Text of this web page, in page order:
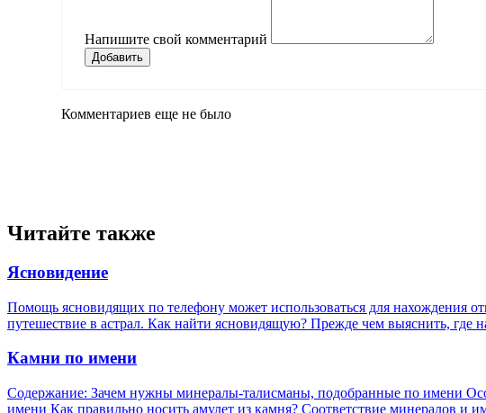
Напишите свой комментарий
Добавить
Комментариев еще не было
Читайте также
Ясновидение
Помощь ясновидящих по телефону может использоваться для нахождения
путешествие в астрал. Как найти ясновидящую? Прежде чем выяснить, где
Камни по имени
Содержание: Зачем нужны минералы-талисманы, подобранные по имени
имени Как правильно носить амулет из камня? Соответствие минералов и